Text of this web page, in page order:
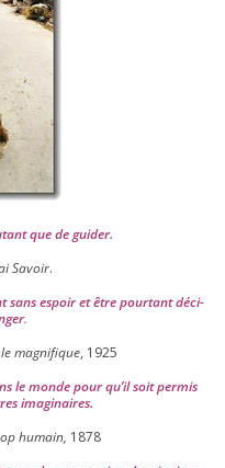
que de gui­der.
Savoir.
sans espoir et être pour­tant déci­
.
magni­fique, 1925
le monde pour qu’il soit per­mis
imaginaires.
humain, 1878